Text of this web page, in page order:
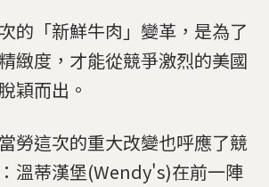
的「新鮮牛肉」變革，是為了
緻度，才能從競爭激烈的美國
穎而出。
勞這次的重大改變也呼應了競
溫蒂漢堡(Wendy's)在前一陣